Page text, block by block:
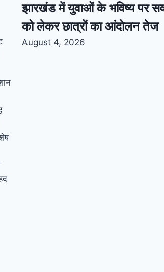
झारखंड में युवाओं के भविष्य पर
को लेकर छात्रों का आंदोलन तेज
August 4, 2026